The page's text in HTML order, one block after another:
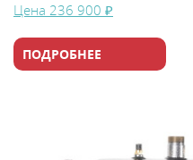
Цена 236 900 ₽
ПОДРОБНЕЕ